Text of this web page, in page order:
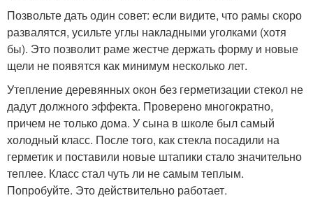
Позвольте дать один совет: если видите, что рамы скоро
развалятся, усильте углы накладными уголками (хотя
бы). Это позволит раме жестче держать форму и новые
щели не появятся как минимум несколько лет.
Утепление деревянных окон без герметизации стекол не
дадут должного эффекта. Проверено многократно,
причем не только дома. У сына в школе был самый
холодный класс. После того, как стекла посадили на
герметик и поставили новые штапики стало значительно
теплее. Класс стал чуть ли не самым теплым.
Попробуйте. Это действительно работает.